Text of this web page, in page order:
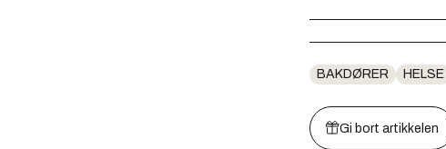
BAKDØRER HELSE
Gi bort artikkelen